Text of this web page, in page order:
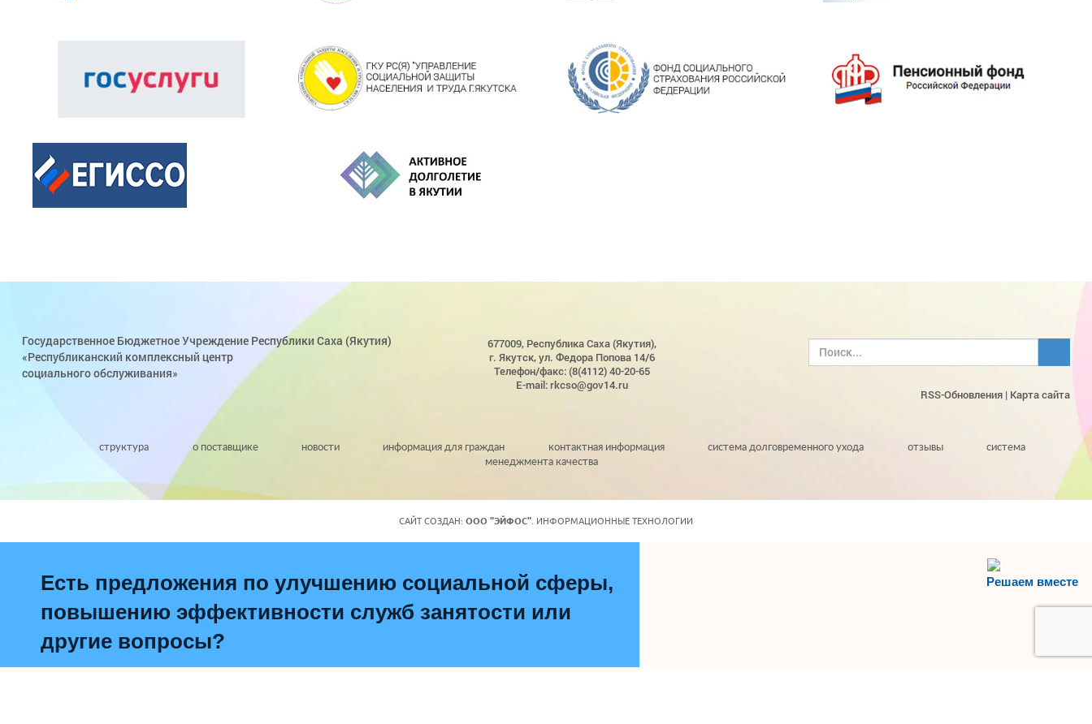
Государственное Бюджетное Учреждение Республики Саха (Якутия)
«Республиканский комплексный центр
социального обслуживания»
677009, Республика Саха (Якутия),
г. Якутск, ул. Федора Попова 14/6
Телефон/факс: (8(4112) 40-20-65
E-mail: rkcso@gov14.ru
RSS-Обновления | Карта сайта
структура о поставщике новости информация для граждан контактная информация система долговременного ухода отзывы
система
менеджмента качества
САЙТ СОЗДАН: ООО "ЭЙФОС" . ИНФОРМАЦИОННЫЕ ТЕХНОЛОГИИ
Решаем вместе
Есть предложения по улучшению социальной сферы,
повышению эффективности служб занятости или
другие вопросы?